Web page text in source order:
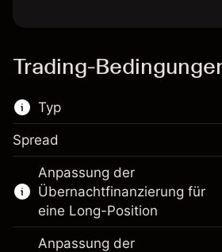
Trading-
Typ
Dieser Finanzmarkt steht für
Trading zur Verfügung.
Erfahren Sie mehr über:
CFDs
Spread
Anpassung der
Übernachtfinanzierung für
eine Long-Position
Anpassung der